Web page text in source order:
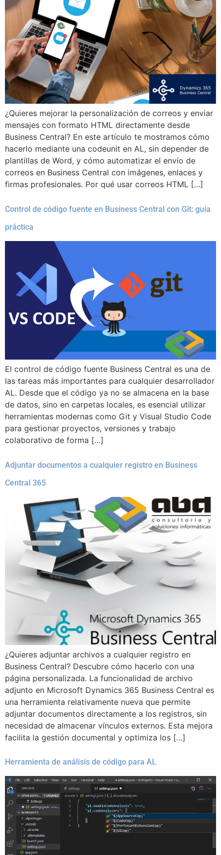
¿Quieres mejorar la personalización de correos y enviar
mensajes con formato HTML directamente desde
Business Central? En este artículo te mostramos cómo
hacerlo mediante una codeunit en AL, sin depender de
plantillas de Word, y cómo automatizar el envío de
correos en Business Central con imágenes, enlaces y
firmas profesionales. Por qué usar correos HTML […]
Control de código fuente en Business Central con Git: guía
práctica
El control de código fuente Business Central es una de
las tareas más importantes para cualquier desarrollador
AL. Desde que el código ya no se almacena en la base
de datos, sino en carpetas locales, es esencial utilizar
herramientas modernas como Git y Visual Studio Code
para gestionar proyectos, versiones y trabajo
colaborativo de forma […]
Adjuntar documentos a cualquier registro en Business
Central 365
¿Quieres adjuntar archivos a cualquier registro en
Business Central? Descubre cómo hacerlo con una
página personalizada. La funcionalidad de archivo
adjunto en Microsoft Dynamics 365 Business Central es
una herramienta relativamente nueva que permite
adjuntar documentos directamente a los registros, sin
necesidad de almacenar vínculos externos. Esta mejora
facilita la gestión documental y optimiza los […]
Herramienta de análisis de código para AL